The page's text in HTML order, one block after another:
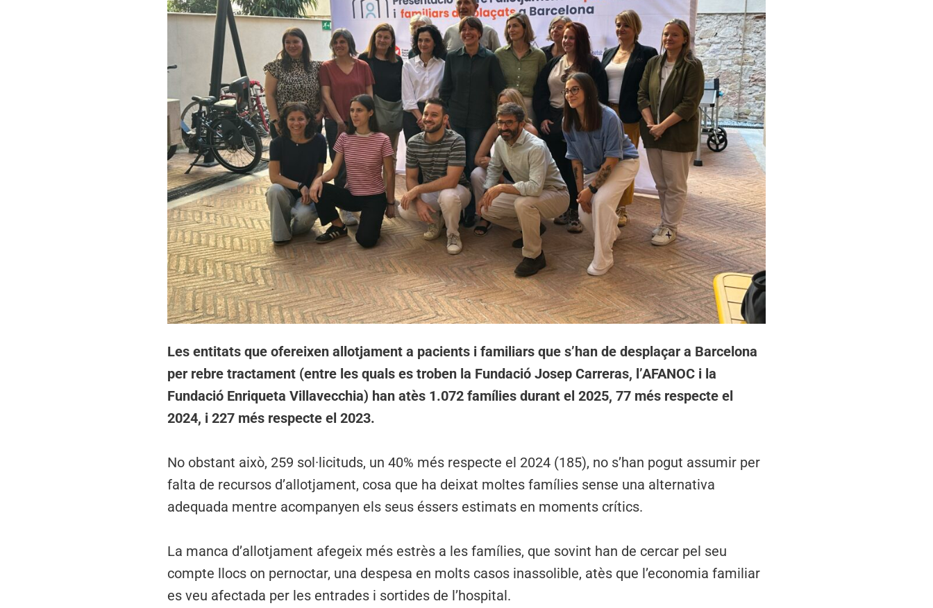
Les entitats que ofereixen allotjament a pacients i familiars que s’han de desplaçar a Barcelona
per rebre tractament (entre les quals es troben la Fundació Josep Carreras, l’AFANOC i la
Fundació Enriqueta Villavecchia) han atès 1.072 famílies durant el 2025, 77 més respecte el
2024, i 227 més respecte el 2023.
No obstant això, 259 sol·licituds, un 40% més respecte el 2024 (185), no s’han pogut assumir per
falta de recursos d’allotjament, cosa que ha deixat moltes famílies sense una alternativa
adequada mentre acompanyen els seus éssers estimats en moments crítics.
La manca d’allotjament afegeix més estrès a les famílies, que sovint han de cercar pel seu
compte llocs on pernoctar, una despesa en molts casos inassolible, atès que l’economia familiar
es veu afectada per les entrades i sortides de l’hospital.